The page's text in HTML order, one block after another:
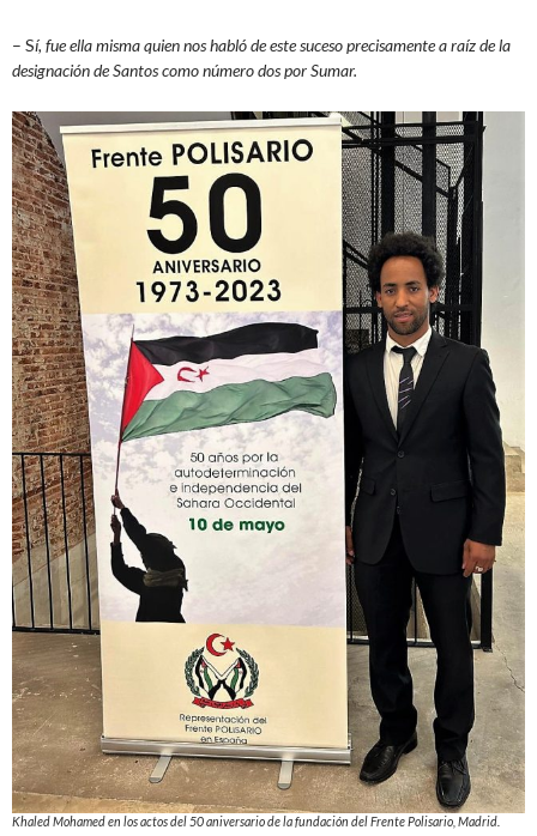
– Sí, fue ella misma quien nos habló de este suceso precisamente a raíz de la
designación de Santos como número dos por Sumar.
Khaled Mohamed en los actos del 50 aniversario de la fundación del Frente Polisario, Madrid.